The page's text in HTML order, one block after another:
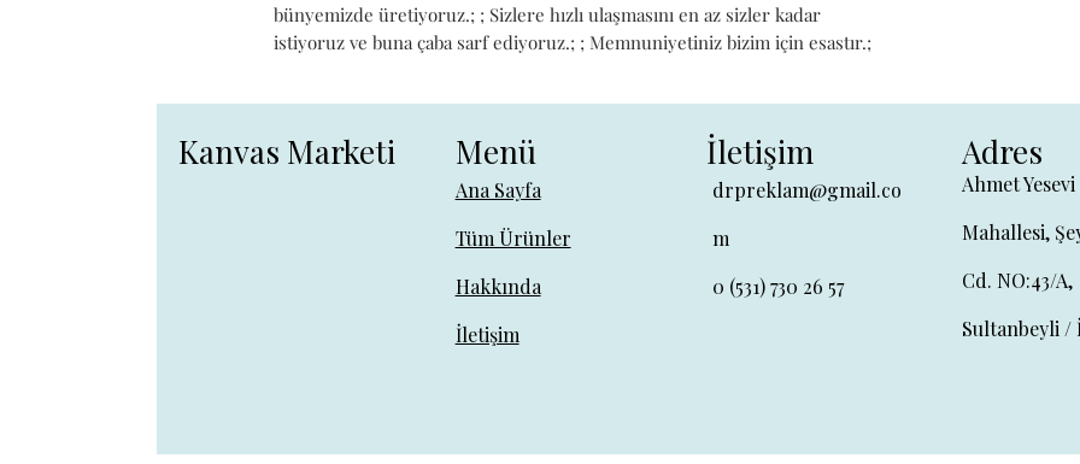
bünyemizde üretiyoruz.; ; Sizlere hızlı ulaşmasını en az sizler kadar
istiyoruz ve buna çaba sarf ediyoruz.; ; Memnuniyetiniz bizim için esastır.;
Kanvas Marketi Menü
Ana Sayfa
Tüm Ürünler
Hakkında
İletişim
İletişim
drpreklam@gmail.co
m
0 (531) 730 26 57
Adres
Ahmet Yesevi
Mahallesi,
Cd. NO:43/A,
Sultanbeyli /